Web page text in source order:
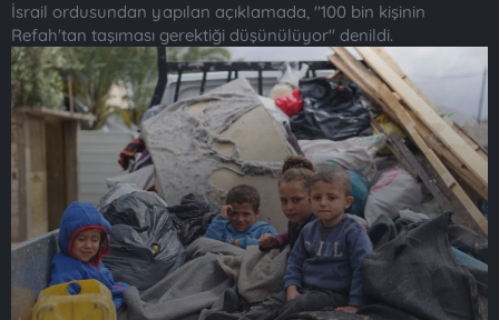
İsrail ordusundan yapılan açıklamada, "100 bin kişinin
Refah'tan taşıması gerektiği düşünülüyor" denildi.